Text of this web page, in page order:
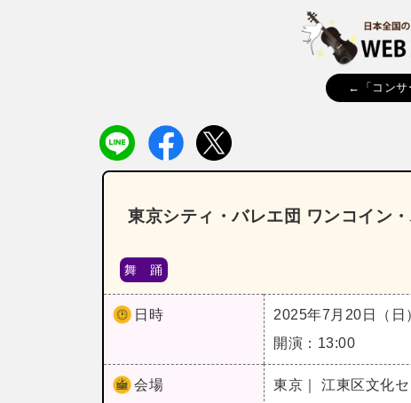
←「コンサ
東京シティ・バレエ団 ワンコイン
舞 踊
日時
2025年7月20日（日
開演：13:00
会場 東京｜ 江東区文化